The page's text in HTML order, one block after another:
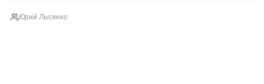
Юрий Лысенко